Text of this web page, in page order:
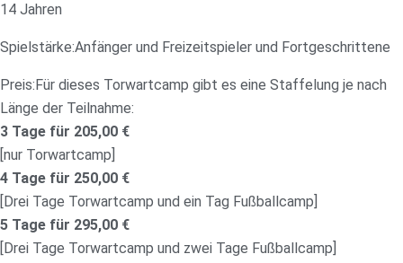
14 Jahren
Spielstärke:Anfänger und Freizeitspieler und Fortgeschrittene
Preis: Für dieses Torwartcamp gibt es eine Staffelung je nach
Länge der Teilnahme:
3 Tage für 205,00 €
[nur Torwartcamp]
4 Tage für 250,00 €
[Drei Tage Torwartcamp und ein Tag Fußballcamp]
5 Tage für 295,00 €
[Drei Tage Torwartcamp und zwei Tage Fußballcamp]